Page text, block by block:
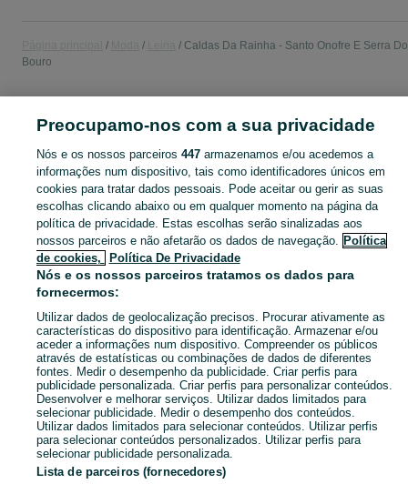
Caldas Da Rainha - Santo Onofre E Serra Do
Bouro
CATEGORIA
Navegue pelos últimos anúncios de Moda em Caldas Da Rainha - Santo Onofre E Serra Do Bouro no OLX Portugal. Compre e venda produtos locais com facilidade e segurança. Mostrar
Mapa do site
Mapa das freguesias
Mapa de mini-sites
Pesquisas populares
Preocupamo-nos com a sua privacidade
Nós e os nossos parceiros 447armazenamos e/ou acedemos a
informações num dispositivo, tais como identificadores únicos em
cookies para tratar dados pessoais. Pode aceitar ou gerir as suas
escolhas clicando abaixo ou em qualquer momento na página da
política de privacidade. Estas escolhas serão sinalizadas aos
nossos parceiros e não afetarão os dados de navegação. Política
de cookies,
Política De Privacidade
Nós e os nossos parceiros tratamos os dados para
fornecermos:
Utilizar dados de geolocalização precisos. Procurar ativamente as
características do dispositivo para identificação. Armazenar e/ou
aceder a informações num dispositivo. Compreender os públicos
através de estatísticas ou combinações de dados de diferentes
fontes. Medir o desempenho da publicidade. Criar perfis para
publicidade personalizada. Criar perfis para personalizar conteúdos.
Desenvolver e melhorar serviços. Utilizar dados limitados para
selecionar publicidade. Medir o desempenho dos conteúdos.
Utilizar dados limitados para selecionar conteúdos. Utilizar perfis
para selecionar conteúdos personalizados. Utilizar perfis para
selecionar publicidade personalizada.
Lista de parceiros (fornecedores)